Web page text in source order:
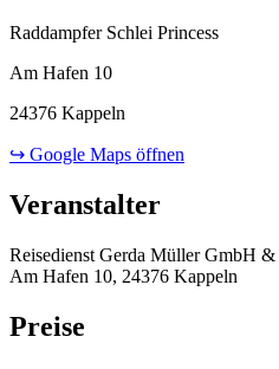
Raddampfer Schlei Princess
Am Hafen 10
24376 Kappeln
↪ Google Maps öffnen
Veranstalter
Reisedienst Gerda Müller GmbH
Am Hafen 10, 24376 Kappeln
Preise